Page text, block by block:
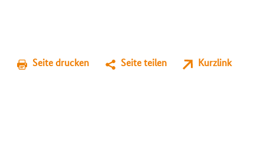
Seite drucken Seite teilen Kurzlink